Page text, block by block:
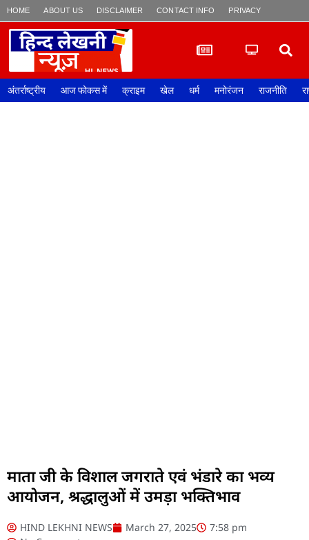
HOME ABOUT US DISCLAIMER CONTACT INFO PRIVACY POLICY
अंतर्राष्ट्रीय आज फोकस में क्राइम खेल धर्म मनोरंजन राजनीति
माता जी के विशाल जगराते एवं भंडारे का भव्य
आयोजन, श्रद्धालुओं में उमड़ा भक्तिभाव
HIND LEKHNI NEWS March 27, 2025
7:58 pm